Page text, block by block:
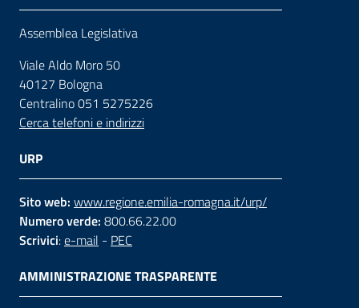
Assemblea Legislativa
Viale Aldo Moro 50
40127 Bologna
Centralino 051 5275226
Cerca telefoni e indirizzi
URP
Sito web: www.regione.emilia-romagna.it/urp/
Numero verde: 800.66.22.00
Scrivici:e-mail - PEC
AMMINISTRAZIONE TRASPARENTE